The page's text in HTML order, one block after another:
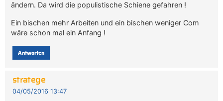
ändern. Da wird die populistische Schiene gefahren !
Ein bischen mehr Arbeiten und ein bischen weniger Com
wäre schon mal ein Anfang !
Antworten
stratege
04/05/2016 13:47